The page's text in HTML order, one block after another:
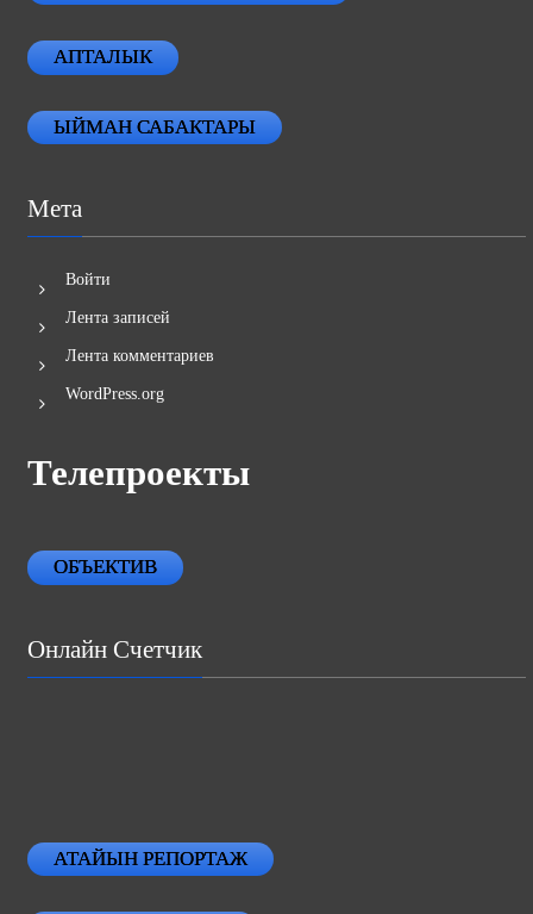
АПТАЛЫК
ЫЙМАН САБАКТАРЫ
Мета
Войти
Лента записей
Лента комментариев
WordPress.org
Телепроекты
ОБЪЕКТИВ
Онлайн Счетчик
АТАЙЫН РЕПОРТАЖ